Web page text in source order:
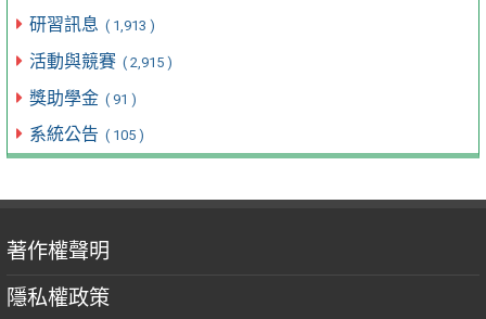
研習訊息 ( 1,913 )
活動與競賽 ( 2,915 )
獎助學金 ( 91 )
系統公告 ( 105 )
著作權聲明
隱私權政策